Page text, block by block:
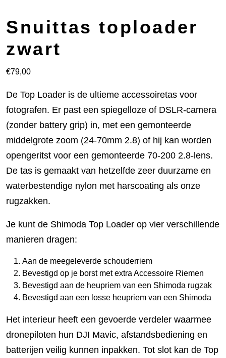
Snuittas toploader
zwart
€79,00
De Top Loader is de ultieme accessoiretas voor
fotografen. Er past een spiegelloze of DSLR-camera
(zonder battery grip) in, met een gemonteerde
middelgrote zoom (24-70mm 2.8) of hij kan worden
opengeritst voor een gemonteerde 70-200 2.8-lens.
De tas is gemaakt van hetzelfde zeer duurzame en
waterbestendige nylon met harscoating als onze
rugzakken.
Je kunt de Shimoda Top Loader op vier verschillende
manieren dragen:
Aan de meegeleverde schouderriem
Bevestigd op je borst met extra Accessoire Riemen
Bevestigd aan de heupriem van een Shimoda rugzak
Bevestigd aan een losse heupriem van een Shimoda
Het interieur heeft een gevoerde verdeler waarmee
dronepiloten hun DJI Mavic, afstandsbediening en
batterijen veilig kunnen inpakken. Tot slot kan de Top